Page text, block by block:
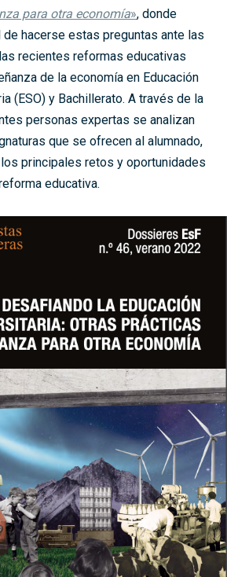
para otra economía», donde
hacerse estas preguntas ante las
recientes reformas educativas
de la economía en Educación
(ESO) y Bachillerato. A través de la
personas expertas se analizan
que se ofrecen al alumnado,
principales retos y oportunidades
educativa.